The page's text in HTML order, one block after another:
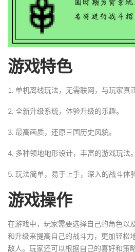
游戏特色
1. 单机离线玩法，无需联网，与玩家真
2. 全新升级系统，体验升级的乐趣。
3. 最高画质，还原三国历史风貌。
4. 多种领地地形设计，丰富的游戏玩法。
5. 玩法简单，易于上手，深入的战斗体验
游戏操作
在游戏中，玩家需要选择自己的角色以
和升级来提高自己的战斗力，更加轻松
敌人。玩家还可以根据自己的喜好和策